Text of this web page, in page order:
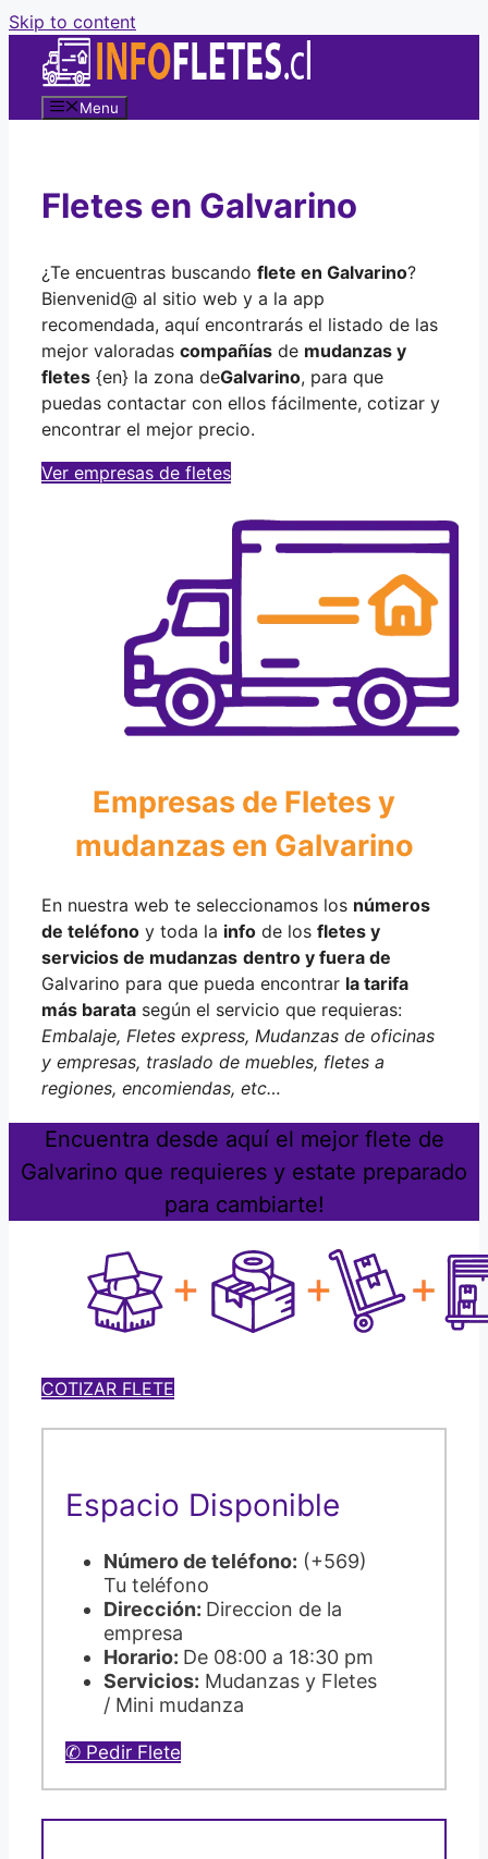
Skip to content
Menu
Fletes en Galvarino
¿Te encuentras buscando flete en Galvarino?
Bienvenid@ al sitio web y a la app
recomendada, aquí encontrarás el listado de las
mejor valoradas compañías de mudanzas y
fletes {en} la zona deGalvarino, para que
puedas contactar con ellos fácilmente, cotizar y
encontrar el mejor precio.
Ver empresas de fletes
Empresas de Fletes y
mudanzas en Galvarino
En nuestra web te seleccionamos los números
de teléfono y toda la info de los fletes y
servicios de mudanzas dentro y fuera de
Galvarino para que pueda encontrar la tarifa
más barata según el servicio que requieras:
Embalaje, Fletes express, Mudanzas de oficinas
y empresas, traslado de muebles, fletes a
regiones, encomiendas, etc…
Encuentra desde aquí el mejor flete de
Galvarino que requieres y estate preparado
para cambiarte!
COTIZAR FLETE
Espacio Disponible
Número de teléfono: (+569)
Tu teléfono
Dirección: Direccion de la
empresa
Horario: De 08:00 a 18:30 pm
Servicios: Mudanzas y Fletes
/ Mini mudanza
✆ Pedir Flete